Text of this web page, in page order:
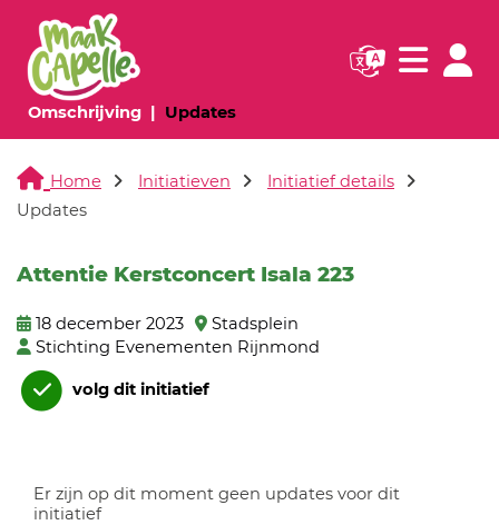
Omschrijving(huidige pagina)
Updates(huidige pagina)
Navigatie
Home Initiatieven
Initiatief details
Updates
Attentie Kerstconcert Isala 223
18 december 2023
Stadsplein
Stichting Evenementen Rijnmond
volg dit initiatief
Er zijn op dit moment geen updates voor dit
initiatief